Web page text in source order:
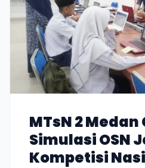
MTsN 2 Medan
Simulasi OSN
Kompetisi